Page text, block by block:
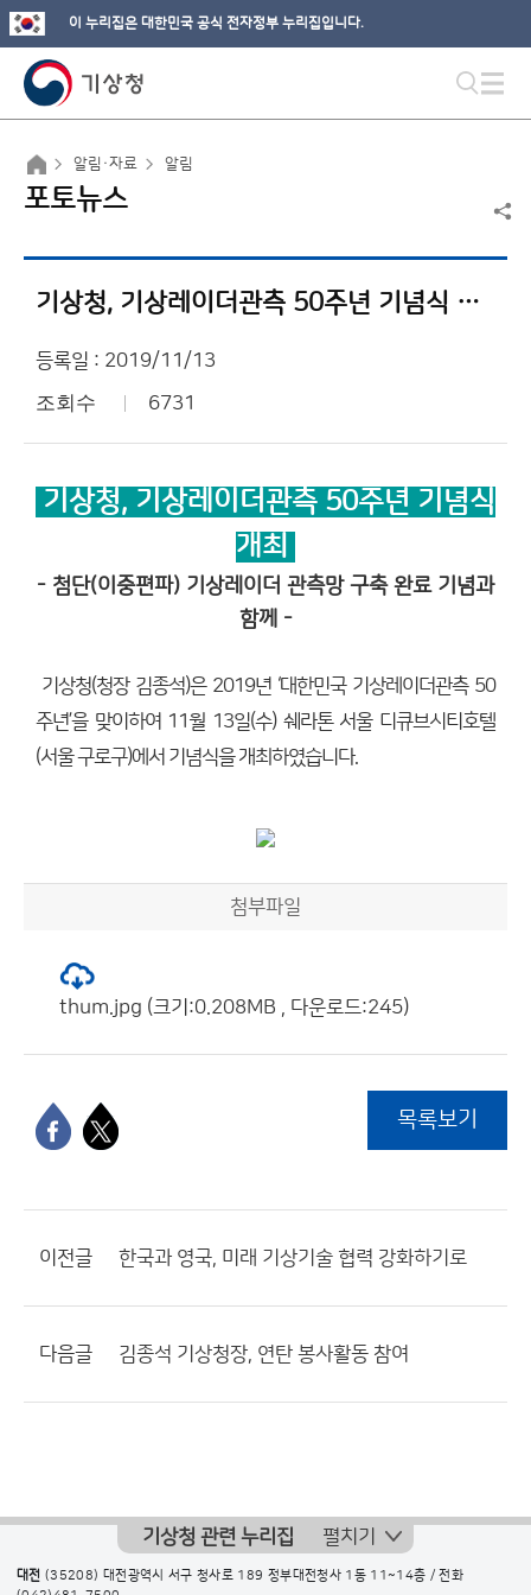
이 누리집은 대한민국 공식 전자정부 누리집입니다.
알림·자료 알림
포토뉴스
기상청, 기상레이더관측 50주년 기념식 개최
등록일 : 2019/11/13
조회수 6731
기상청, 기상레이더관측 50주년 기념식
개최
- 첨단(이중편파) 기상레이더 관측망 구축 완료 기념과
함께 -
기상청(청장 김종석)은 2019년 ‘대한민국 기상레이더관측 50
주년’을 맞이하여 11월 13일(수) 쉐라톤 서울 디큐브시티호텔
(서울 구로구)에서 기념식을 개최하였습니다.
첨부파일
thum.jpg (크기:0.208MB , 다운로드:245)
목록보기
이전글 한국과 영국, 미래 기상기술 협력 강화하기로
다음글 김종석 기상청장, 연탄 봉사활동 참여
기상청 관련 누리집 펼치기
대전 (35208) 대전광역시 서구 청사로 189 정부대전청사 1동 11~14층 / 전화